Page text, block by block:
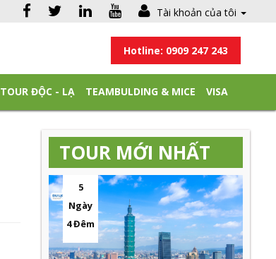
Tài khoản của tôi
Hotline: 0909 247 243
TOUR ĐỘC - LẠ TEAMBULDING & MICE VISA
TOUR MỚI NHẤT
5
Ngày
4 Đêm